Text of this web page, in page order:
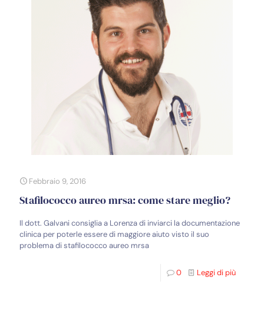
Febbraio 9, 2016
Stafilococco aureo mrsa: come stare meglio?
Il dott. Galvani consiglia a Lorenza di inviarci la documentazione
clinica per poterle essere di maggiore aiuto visto il suo
problema di stafilococco aureo mrsa
0 Leggi di più